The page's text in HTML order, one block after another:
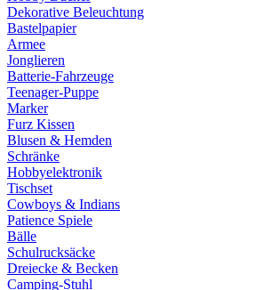
Dekorative Beleuchtung
Bastelpapier
Armee
Jonglieren
Batterie-Fahrzeuge
Teenager-Puppe
Marker
Furz Kissen
Blusen & Hemden
Schränke
Hobbyelektronik
Tischset
Cowboys & Indians
Patience Spiele
Bälle
Schulrucksäcke
Dreiecke & Becken
Camping-Stuhl